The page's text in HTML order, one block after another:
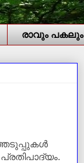
രാവും പകലും